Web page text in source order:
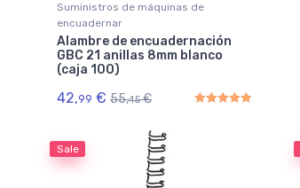
Suministros de máquinas de
encuadernar
Alambre de encuadernación
GBC 21 anillas 8mm blanco
(caja 100)
42,99 € 55,45 €
Sale